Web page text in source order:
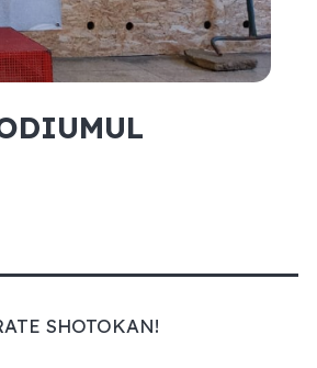
SHOTOKAN!